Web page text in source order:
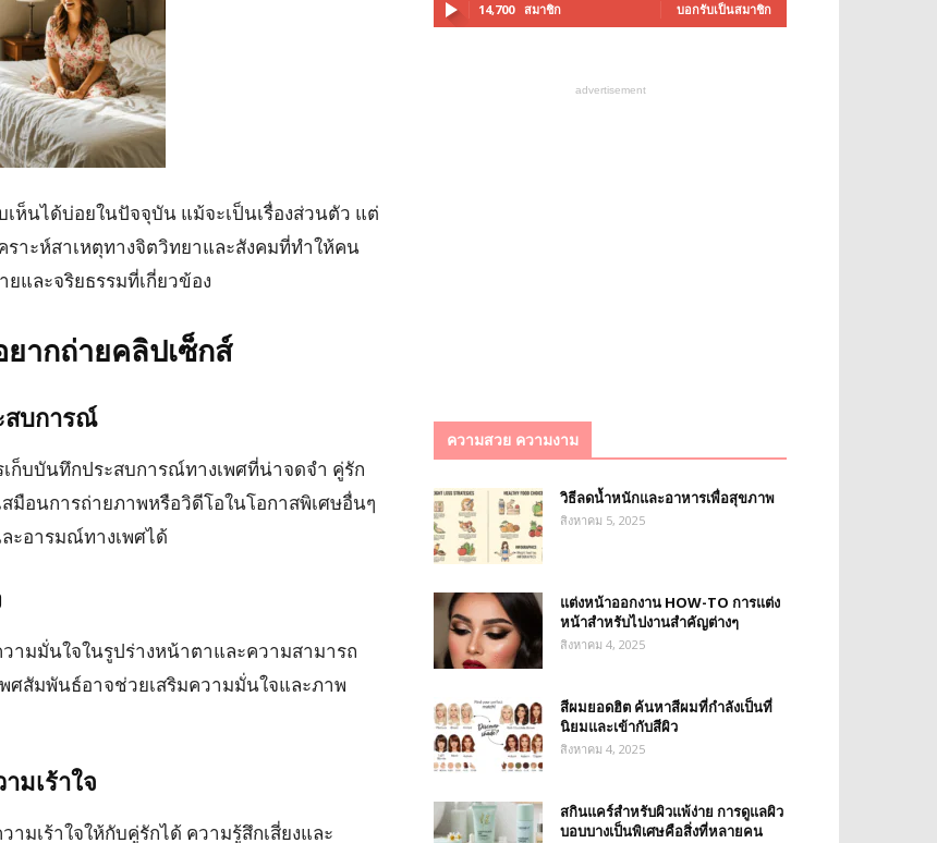
นได้บ่อยในปัจจุบัน แม้จะเป็นเรื่องส่วนตัว แต่
าะห์สาเหตุทางจิตวิทยาและสังคมที่ทำให้คน
และจริยธรรมที่เกี่ยวข้อง
ากถ่ายคลิปเซ็กส์
สบการณ์
ก็บบันทึกประสบการณ์ทางเพศที่น่าจดจำ คู่รัก
มือนการถ่ายภาพหรือวิดีโอในโอกาสพิเศษอื่นๆ
ะอารมณ์ทางเพศได้
ามมั่นใจในรูปร่างหน้าตาและความสามารถ
ศสัมพันธ์อาจช่วยเสริมความมั่นใจและภาพ
มเร้าใจ
มเร้าใจให้กับคู่รักได้ ความรู้สึกเสี่ยงและ
14,700 สมาชิก บอกรับเป็นสมาชิก
advertisement
ความสวย ความงาม
วิธีลดน้ำหนักและอาหารเพื่อสุขภาพ
สิงหาคม 5, 2025
แต่งหน้าออกงาน HOW-TO การแต่ง
หน้าสำหรับไปงานสำคัญต่างๆ
สิงหาคม 4, 2025
สีผมยอดฮิต ค้นหาสีผมที่กำลังเป็นที่
นิยมและเข้ากับสีผิว
สิงหาคม 4, 2025
สกินแคร์สำหรับผิวแพ้ง่าย การดูแลผิว
บอบบางเป็นพิเศษคือสิ่งที่หลายคน